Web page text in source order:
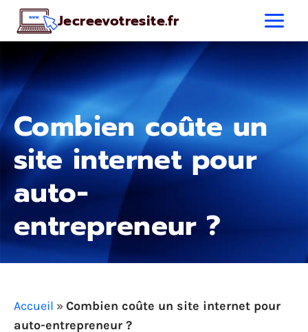
Aller
Jecreevotresite.fr
Combien coûte un
site internet pour
auto-
entrepreneur ?
Accueil »Combien coûte un site internet pour
auto-entrepreneur ?